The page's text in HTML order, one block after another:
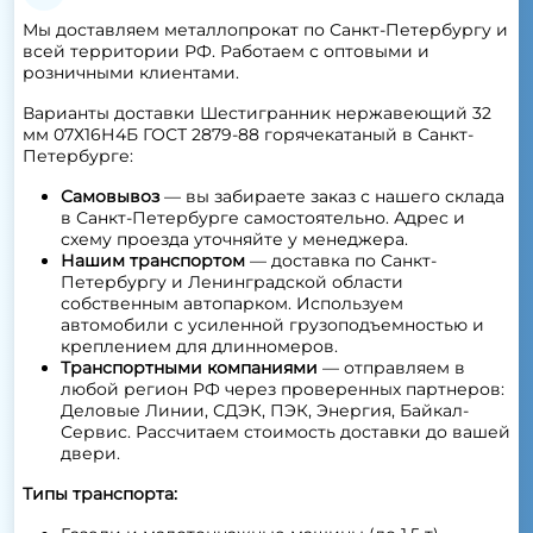
Мы доставляем металлопрокат по Санкт-Петербургу и
всей территории РФ. Работаем с оптовыми и
розничными клиентами.
Варианты доставки Шестигранник нержавеющий 32
мм 07Х16Н4Б ГОСТ 2879-88 горячекатаный в Санкт-
Петербурге:
Самовывоз— вы забираете заказ с нашего склада
в Санкт-Петербурге самостоятельно. Адрес и
схему проезда уточняйте у менеджера.
Нашим транспортом— доставка по Санкт-
Петербургу и Ленинградской области
собственным автопарком. Используем
автомобили с усиленной грузоподъемностью и
креплением для длинномеров.
Транспортными компаниями — отправляем в
любой регион РФ через проверенных партнеров:
Деловые Линии, СДЭК, ПЭК, Энергия, Байкал-
Сервис. Рассчитаем стоимость доставки до вашей
двери.
Типы транспорта: